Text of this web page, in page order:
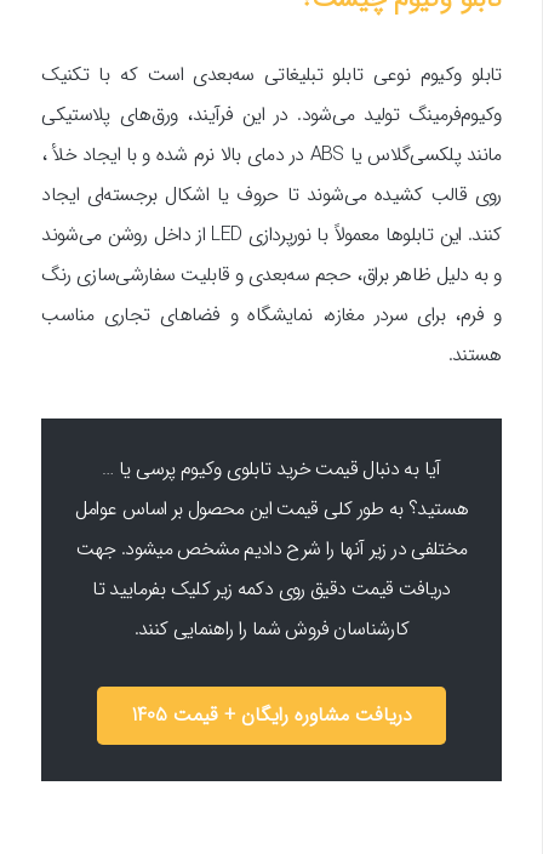
تابلو وکیوم نوعی تابلو تبلیغاتی سه‌بعدی است که با تکنیک
وکیوم‌فرمینگ تولید می‌شود. در این فرآیند، ورق‌های پلاستیکی
مانند پلکسی‌گلاس یا ABS در دمای بالا نرم شده و با ایجاد خلأ ،
روی قالب کشیده می‌شوند تا حروف یا اشکال برجسته‌ای ایجاد
کنند. این تابلوها معمولاً با نورپردازی LED از داخل روشن می‌شوند
و به دلیل ظاهر براق، حجم سه‌بعدی و قابلیت سفارشی‌سازی رنگ
و فرم، برای سردر مغازه، نمایشگاه و فضاهای تجاری مناسب
هستند.
آیا به دنبال قیمت خرید تابلوی وکیوم پرسی یا …
هستید؟ به طور کلی قیمت این محصول بر اساس عوامل
مختلفی در زیر آنها را شرح دادیم مشخص میشود. جهت
دریافت قیمت دقیق روی دکمه زیر کلیک بفرمایید تا
کارشناسان فروش شما را راهنمایی کنند.
دریافت مشاوره رایگان + قیمت 1405